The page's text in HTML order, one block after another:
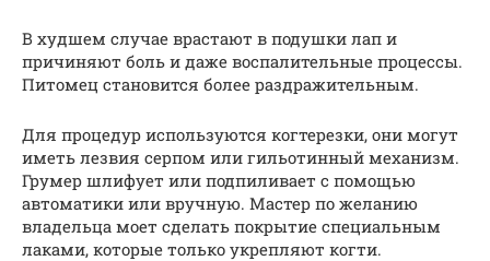
В худшем случае врастают в подушки лап и
причиняют боль и даже воспалительные процессы.
Питомец становится более раздражительным.
Для процедур используются когтерезки, они могут
иметь лезвия серпом или гильотинный механизм.
Грумер шлифует или подпиливает с помощью
автоматики или вручную. Мастер по желанию
владельца моет сделать покрытие специальным
лаками, которые только укрепляют когти.